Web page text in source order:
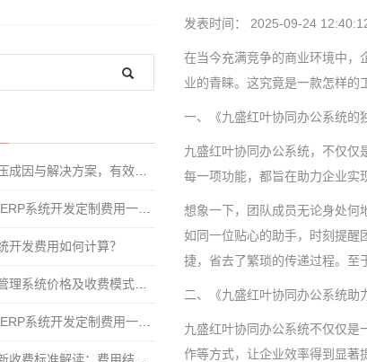
发表时间： 2025-09-24
在当今充满竞争的商业环境中，
业的青睐。这究竟是一款怎样的
一、《九盛红叶协同办公系统的
九盛红叶协同办公系统，不仅仅
每一项功能，都旨在助力企业实
想象一下，团队成员无论身处何
如同一位贴心的助手，时刻提醒
捷，省去了繁琐的传递过程。至
二、《九盛红叶协同办公系统助
九盛红叶协同办公系统不仅仅是
作等方式，让企业效率得到显著
开发费用如何计算？